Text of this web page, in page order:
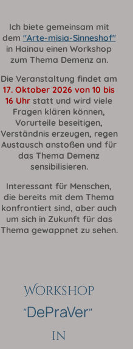
Ich biete gemeinsam mit
dem "Arte-misia-Sinneshof"
in Hainau einen Workshop
zum Thema Demenz an.
Die Veranstaltung findet am
17. Oktober 2026 von 10 bis
16 Uhr statt und wird viele
Fragen klären können,
Vorurteile beseitigen,
Verständnis erzeugen, regen
Austausch anstoßen und für
das Thema Demenz
sensibilisieren.
Interessant für Menschen,
die bereits mit dem Thema
konfrontiert sind, aber auch
um sich in Zukunft für das
Thema gewappnet zu sehen.
Workshop
"DePraVer"
in